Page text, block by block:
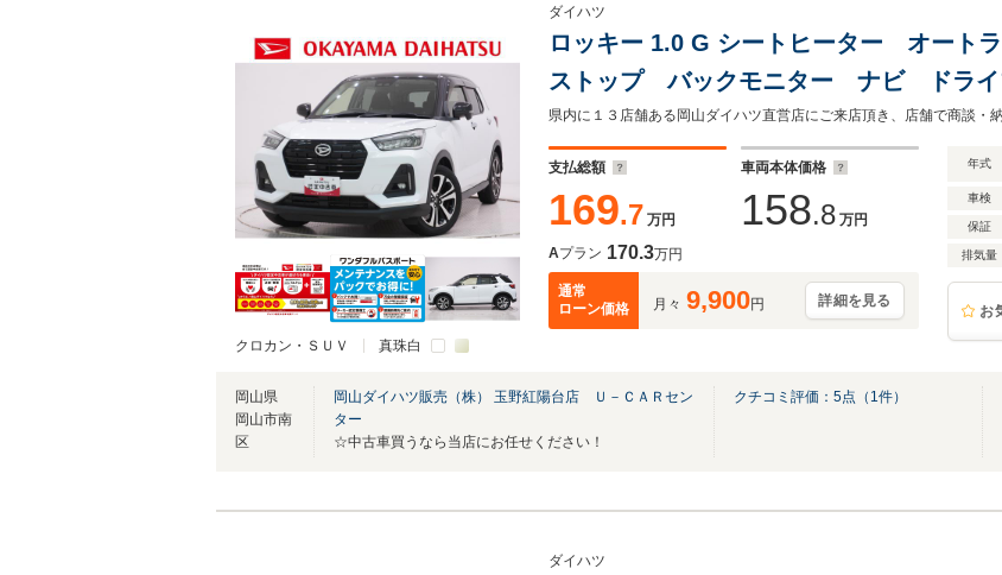
クロカン・ＳＵＶ 真珠白
ダイハツ
ロッキー 1.0 G シートヒーター オー
ストップ バックモニター ナビ ドラ
Bluetooth ティーゼットデオプラス
県内に１３店舗ある岡山ダイハツ直営店にご来店頂き、店舗で商談・
支払総額
169.7 万円
車両本体価格
158.8 万円
Aプラン 170.3万円
通常
ローン価格
月々 9,900円 詳細を見る
年式
車検
保証
排気量
お
岡山県
岡山市南
区
岡山ダイハツ販売（株） 玉野紅陽台店 Ｕ－ＣＡＲセン
ター
☆中古車買うなら当店にお任せください！
クチコミ評価： 5点（ 1 件）
ダイハツ